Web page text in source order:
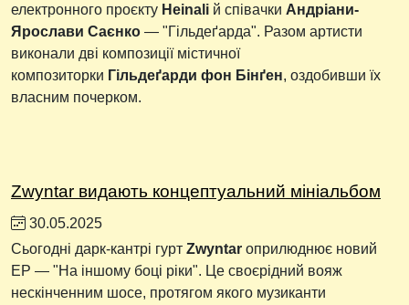
електронного проєкту Heinali й співачки Андріани-
Ярослави Саєнко — "Гільдеґарда". Разом артисти
виконали дві композиції містичної
композиторки Гільдеґарди фон Бінґен, оздобивши їх
власним почерком.
Zwyntar видають концептуальний мініальбом
30.05.2025
Сьогодні дарк-кантрі гурт Zwyntar оприлюднює новий
EP — "На іншому боці ріки". Це своєрідний вояж
нескінченним шосе, протягом якого музиканти